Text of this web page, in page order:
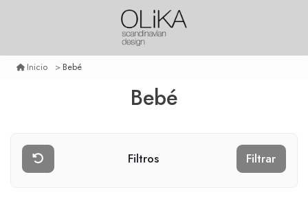
Inicio Bebé
Bebé
Filtros Filtrar